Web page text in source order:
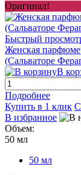
Оригинал!
Быстрый
Женская
(Сальваторе
В
Подробнее
Купить в 1 клик
В избранное
Объем:
50 мл
50 мл